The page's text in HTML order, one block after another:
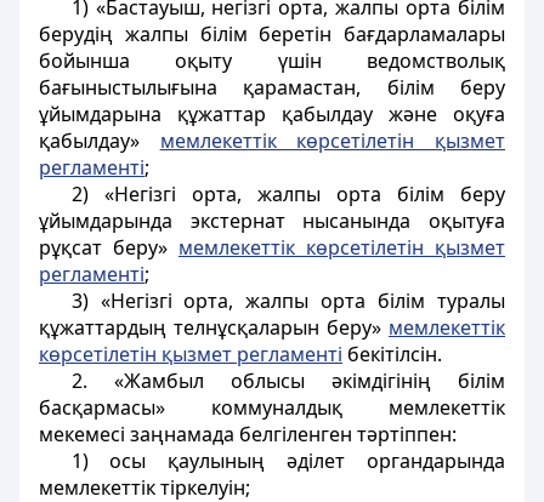
1) «Бастауыш, негізгі орта, жалпы орта білім
берудің жалпы білім беретін бағдарламалары
бойынша оқыту үшін ведомстволық
бағыныстылығына қарамастан, білім беру
ұйымдарына құжаттар қабылдау және оқуға
қабылдау» мемлекеттік көрсетілетін қызмет
регламенті;
2) «Негізгі орта, жалпы орта білім беру
ұйымдарында экстернат нысанында оқытуға
рұқсат беру» мемлекеттік көрсетілетін қызмет
регламенті;
3) «Негізгі орта, жалпы орта білім туралы
құжаттардың телнұсқаларын беру» мемлекеттік
көрсетілетін қызмет регламенті бекітілсін.
2. «Жамбыл облысы әкімдігінің білім
басқармасы» коммуналдық мемлекеттік
мекемесі заңнамада белгіленген тәртіппен:
1) осы қаулының әділет органдарында
мемлекеттік тіркелуін;